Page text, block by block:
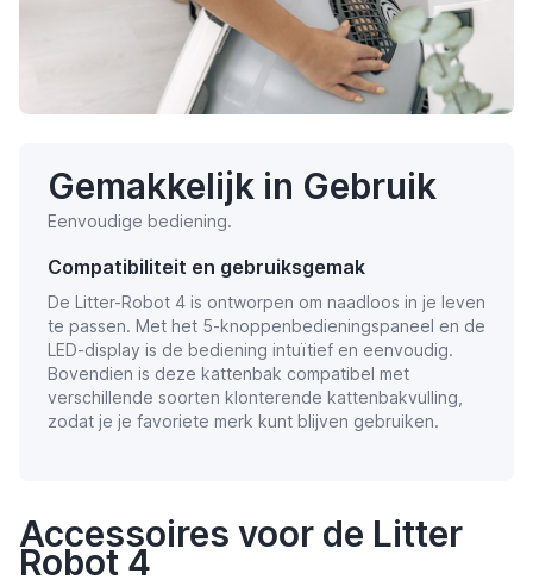
Gemakkelijk in Gebruik
Eenvoudige bediening.
Compatibiliteit en gebruiksgemak
De Litter-Robot 4 is ontworpen om naadloos in je leven
te passen. Met het 5-knoppenbedieningspaneel en de
LED-display is de bediening intuïtief en eenvoudig.
Bovendien is deze kattenbak compatibel met
verschillende soorten klonterende kattenbakvulling,
zodat je je favoriete merk kunt blijven gebruiken.
Accessoires voor de Litter
Robot 4